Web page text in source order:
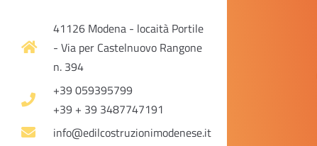
41126 Modena - locaità Portile
- Via per Castelnuovo Rangone
n. 394
+39 059395799
+39 + 39 3487747191
info@edilcostruzionimodenese.it